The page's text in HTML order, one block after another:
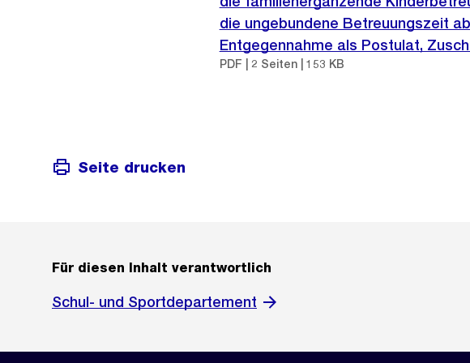
die ungebundene Betreuungszeit
Entgegennahme als Postulat,
PDF | 2 Seiten | 153 KB
Seite drucken
Für diesen Inhalt verantwortlich
Schul- und Sportdepartement